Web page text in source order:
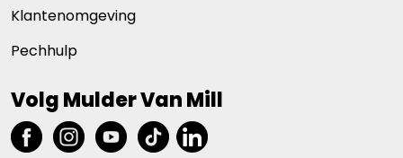
Klantenomgeving
Pechhulp
Volg Mulder Van Mill